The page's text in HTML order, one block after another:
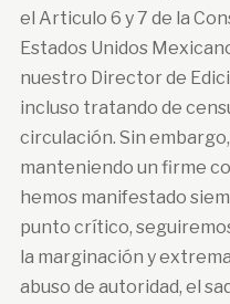
el Articulo 6 y 7 de la
Estados Unidos
nuestro Director de
incluso tratando de
circulación. Sin
manteniendo un firme
hemos manifestado
punto crítico,
la marginación y
abuso de autoridad, el